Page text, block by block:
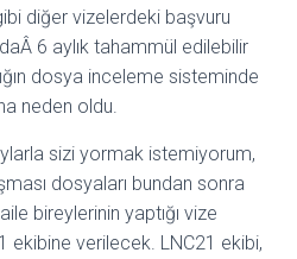
diğer vizelerdeki başvuru
6 aylık tahammül edilebilir
dosya inceleme sisteminde
neden oldu.
sizi yormak istemiyorum,
dosyaları bundan sonra
bireylerinin yaptığı vize
ekibine verilecek. LNC21 ekibi,